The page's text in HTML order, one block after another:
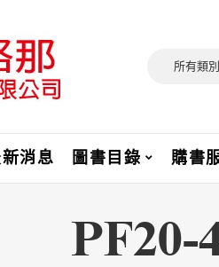
所有類別
消息 圖書目錄 購書
PF20-